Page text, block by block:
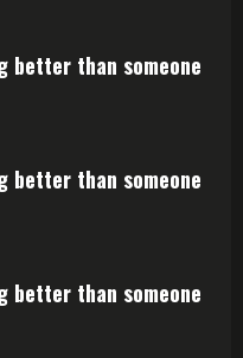
better than someone
better than someone
better than someone